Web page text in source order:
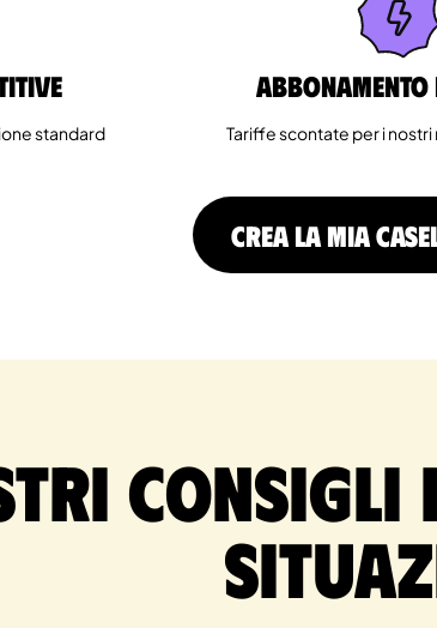
standard
Abbonamento
Tariffe scontate per i
CREA LA MIA
consigli